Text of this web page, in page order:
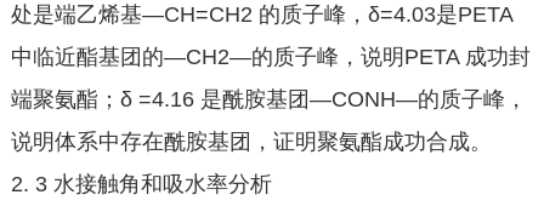
处是端乙烯基—CH=CH2 的质子峰，δ=4.03是PETA
中临近酯基团的—CH2—的质子峰，说明PETA 成功封
端聚氨酯；δ =4.16 是酰胺基团—CONH—的质子峰，
说明体系中存在酰胺基团，证明聚氨酯成功合成。
2. 3 水接触角和吸水率分析